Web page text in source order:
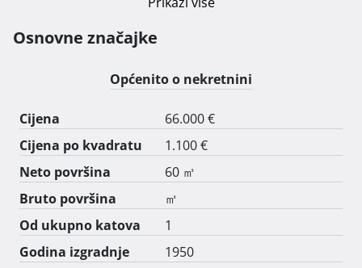
Osnovne značajke
Općenito o nekretnini
Cijena
66.000 €
Cijena po kvadratu
1.100 €
Neto površina
60 ㎡
Bruto površina
㎡
Od ukupno katova
1
Godina izgradnje
1950